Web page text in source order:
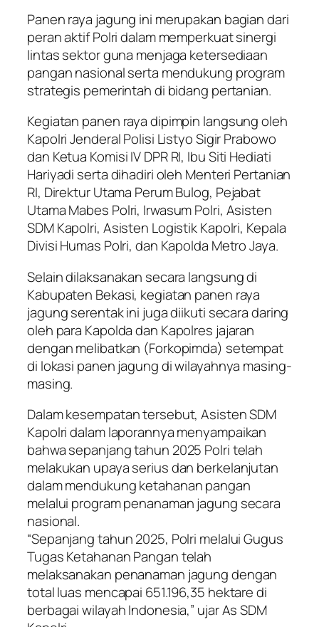
Panen raya jagung ini merupakan bagian dari
peran aktif Polri dalam memperkuat sinergi
lintas sektor guna menjaga ketersediaan
pangan nasional serta mendukung program
strategis pemerintah di bidang pertanian.
Kegiatan panen raya dipimpin langsung oleh
Kapolri Jenderal Polisi Listyo Sigir Prabowo
dan Ketua Komisi IV DPR RI, Ibu Siti Hediati
Hariyadi serta dihadiri oleh Menteri Pertanian
RI, Direktur Utama Perum Bulog, Pejabat
Utama Mabes Polri, Irwasum Polri, Asisten
SDM Kapolri, Asisten Logistik Kapolri, Kepala
Divisi Humas Polri, dan Kapolda Metro Jaya.
Selain dilaksanakan secara langsung di
Kabupaten Bekasi, kegiatan panen raya
jagung serentak ini juga diikuti secara daring
oleh para Kapolda dan Kapolres jajaran
dengan melibatkan (Forkopimda) setempat
di lokasi panen jagung di wilayahnya masing-
masing.
Dalam kesempatan tersebut, Asisten SDM
Kapolri dalam laporannya menyampaikan
bahwa sepanjang tahun 2025 Polri telah
melakukan upaya serius dan berkelanjutan
dalam mendukung ketahanan pangan
melalui program penanaman jagung secara
nasional.
“Sepanjang tahun 2025, Polri melalui Gugus
Tugas Ketahanan Pangan telah
melaksanakan penanaman jagung dengan
total luas mencapai 651.196,35 hektare di
berbagai wilayah Indonesia,” ujar As SDM